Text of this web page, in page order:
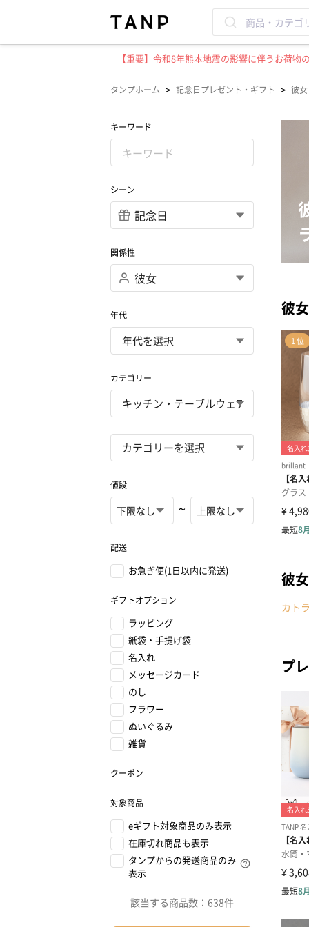
【重要】令和8年熊本地震の影響に伴うお荷
タンプホーム > 記念日プレゼント・ギフト > 彼女
キーワード
シーン
関係性
年代
カテゴリー
値段
~
配送
お急ぎ便(1日以内に発送)
ギフトオプション
ラッピング
紙袋・手提げ袋
名入れ
メッセージカード
のし
フラワー
ぬいぐるみ
雑貨
クーポン
対象商品
eギフト対象商品のみ表示
在庫切れ商品も表示
タンプからの発送商品のみ
表示
該当する商品数： 638件
彼
彼
カト
プ